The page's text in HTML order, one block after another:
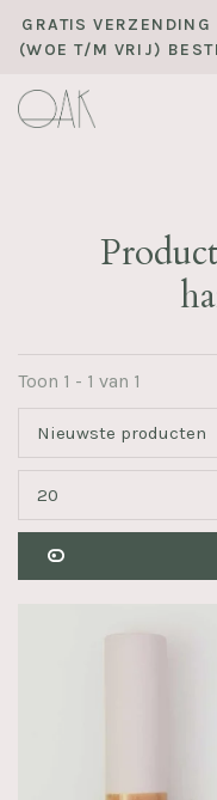
GRATIS
(WOE T/M VRIJ)
Toon 1 - 1 van 1
Nieuwste producten
20